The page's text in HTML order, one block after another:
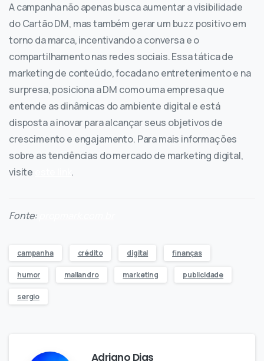
A campanha não apenas busca aumentar a visibilidade
do Cartão DM, mas também gerar um buzz positivo em
torno da marca, incentivando a conversa e o
compartilhamento nas redes sociais. Essa tática de
marketing de conteúdo, focada no entretenimento e na
surpresa, posiciona a DM como uma empresa que
entende as dinâmicas do ambiente digital e está
disposta a inovar para alcançar seus objetivos de
crescimento e engajamento. Para mais informações
sobre as tendências do mercado de marketing digital,
visite
.
Fonte:
campanha crédito digital finanças
humor mallandro marketing publicidade
sergio
Adriano Dias